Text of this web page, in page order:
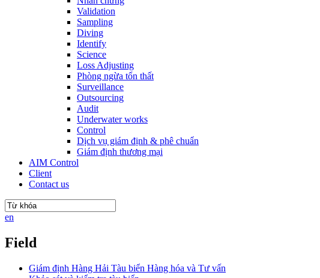
Validation
Sampling
Diving
Identify
Science
Loss Adjusting
Phòng ngừa tổn thất
Surveillance
Outsourcing
Audit
Underwater works
Control
Dịch vụ giám định & phê chuẩn
Giám định thương mại
AIM Control
Client
Contact us
en
Field
Giám định Hàng Hải Tàu biển Hàng hóa và Tư vấn